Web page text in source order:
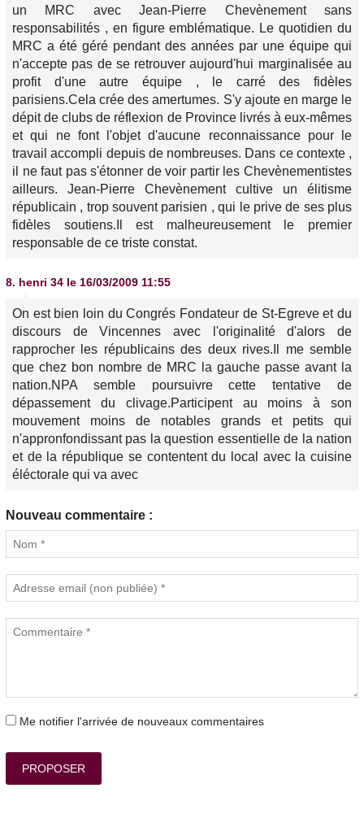
un MRC avec Jean-Pierre Chevènement sans
responsabilités , en figure emblématique. Le quotidien du
MRC a été géré pendant des années par une équipe qui
n'accepte pas de se retrouver aujourd'hui marginalisée au
profit d'une autre équipe , le carré des fidèles
parisiens.Cela crée des amertumes. S'y ajoute en marge le
dépit de clubs de réflexion de Province livrés à eux-mêmes
et qui ne font l'objet d'aucune reconnaissance pour le
travail accompli depuis de nombreuses. Dans ce contexte ,
il ne faut pas s'étonner de voir partir les Chevènementistes
ailleurs. Jean-Pierre Chevènement cultive un élitisme
républicain , trop souvent parisien , qui le prive de ses plus
fidèles soutiens.Il est malheureusement le premier
responsable de ce triste constat.
8. henri 34 le 16/03/2009 11:55
On est bien loin du Congrés Fondateur de St-Egreve et du
discours de Vincennes avec l'originalité d'alors de
rapprocher les républicains des deux rives.Il me semble
que chez bon nombre de MRC la gauche passe avant la
nation.NPA semble poursuivre cette tentative de
dépassement du clivage.Participent au moins à son
mouvement moins de notables grands et petits qui
n'appronfondissant pas la question essentielle de la nation
et de la république se contentent du local avec la cuisine
éléctorale qui va avec
Nouveau commentaire :
Me notifier l'arrivée de nouveaux commentaires
PROPOSER